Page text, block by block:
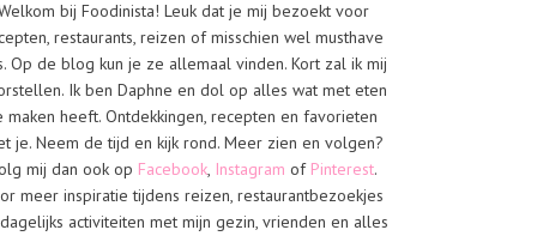
bij Foodinista! Leuk dat je mij bezoekt voor
restaurants, reizen of misschien wel musthave
Op de blog kun je ze allemaal vinden. Kort zal ik mij
Ik ben Daphne en dol op alles wat met eten
maken heeft. Ontdekkingen, recepten en favorieten
je. Neem de tijd en kijk rond. Meer zien en volgen?
mij dan ook op Facebook, Instagram of Pinterest.
meer inspiratie tijdens reizen, restaurantbezoekjes
activiteiten met mijn gezin, vrienden en alles